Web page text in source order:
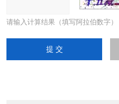
请输入计算结果（填写阿拉伯数字